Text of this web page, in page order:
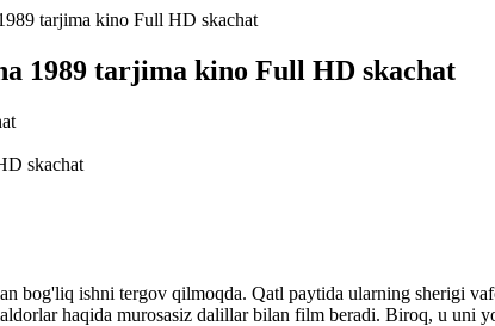
tarjima kino Full HD skachat
1989 tarjima kino Full HD skachat
skachat
ishni tergov qilmoqda. Qatl paytida ularning sherigi
haqida murosasiz dalillar bilan film beradi. Biroq, u uni